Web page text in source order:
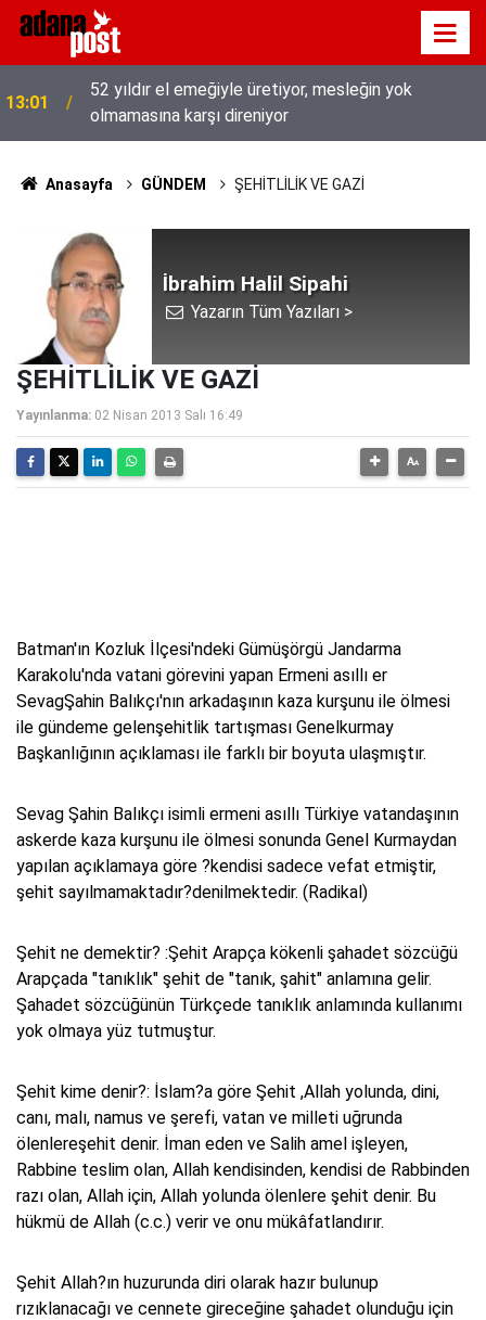
13:01
52 yıldır el emeğiyle üretiyor, mesleğin yok
olmamasına karşı direniyor
Anasayfa GÜNDEM ŞEHİTLİLİK VE GAZİ
İbrahim Halil Sipahi
Yazarın Tüm Yazıları >
ŞEHİTLİLİK VE GAZİ
Yayınlanma: 02 Nisan 2013 Salı 16:49
Batman'ın Kozluk İlçesi'ndeki Gümüşörgü Jandarma
Karakolu'nda vatani görevini yapan Ermeni asıllı er
SevagŞahin Balıkçı'nın arkadaşının kaza kurşunu ile ölmesi
ile gündeme gelenşehitlik tartışması Genelkurmay
Başkanlığının açıklaması ile farklı bir boyuta ulaşmıştır.
Sevag Şahin Balıkçı isimli ermeni asıllı Türkiye vatandaşının
askerde kaza kurşunu ile ölmesi sonunda Genel Kurmaydan
yapılan açıklamaya göre ?kendisi sadece vefat etmiştir,
şehit sayılmamaktadır?denilmektedir. (Radikal)
Şehit ne demektir? :Şehit Arapça kökenli şahadet sözcüğü
Arapçada "tanıklık" şehit de "tanık, şahit" anlamına gelir.
Şahadet sözcüğünün Türkçede tanıklık anlamında kullanımı
yok olmaya yüz tutmuştur.
Şehit kime denir?: İslam?a göre Şehit ,Allah yolunda, dini,
canı, malı, namus ve şerefi, vatan ve milleti uğrunda
ölenlereşehit denir. İman eden ve Salih amel işleyen,
Rabbine teslim olan, Allah kendisinden, kendisi de Rabbinden
razı olan, Allah için, Allah yolunda ölenlere şehit denir. Bu
hükmü de Allah (c.c.) verir ve onu mükâfatlandırır.
Şehit Allah?ın huzurunda diri olarak hazır bulunup
rızıklanacağı ve cennete gireceğine şahadet olunduğu için